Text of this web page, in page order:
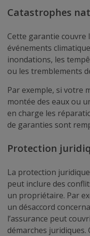
Catastrophes
Cette garantie couvre
événements
inondations, les
ou les tremblements
Par exemple, si votre
montée des eaux ou
en charge les
de garanties sont
Protection
La protection
peut inclure des
un propriétaire. Par
un désaccord
l’assurance peut
démarches